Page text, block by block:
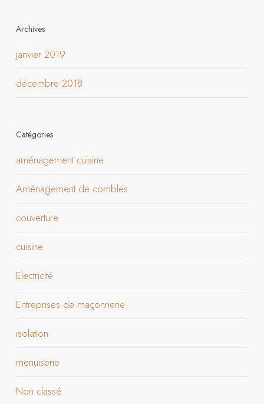
Archives
janvier 2019
décembre 2018
Catégories
aménagement cuisine
Aménagement de combles
couverture
cuisine
Electricité
Entreprises de maçonnerie
isolation
menuiserie
Non classé